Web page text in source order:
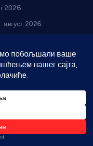
2026.
август 2026.
бербу”5. август
Доњи Катун и Парцане